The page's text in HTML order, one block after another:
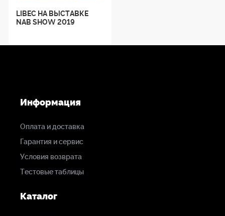
LIBEC НА ВЫСТАВКЕ
NAB SHOW 2019
Информация
Оплата и доставка
Гарантия и сервис
Условия возврата
Тестовые таблицы
Каталог